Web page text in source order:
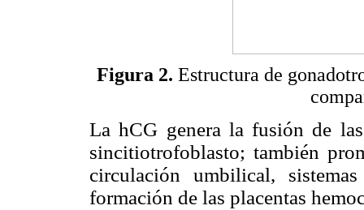
Figura 2. Estructura de
La hCG genera la fusión de
sincitiotrofoblasto; también
circulación umbilical,
formación de las placentas